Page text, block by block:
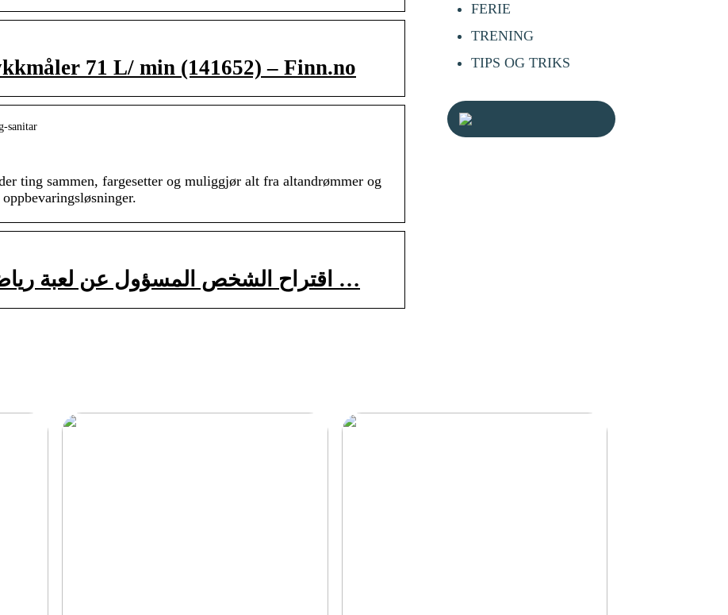
71 L/ min (141652) – Finn.no
sanitar
ting sammen, fargesetter og muliggjør alt fra altandrømmer og
اقتراح الشخص المسؤول عن لعبة رياضية عباءة سمفونية النادي …
FERIE
TRENING
TIPS OG TRIKS